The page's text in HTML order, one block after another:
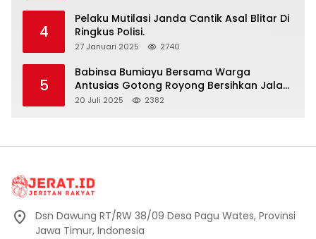
4
Pelaku Mutilasi Janda Cantik Asal Blitar Di
Ringkus Polisi.
27 Januari 2025 2740
5
Babinsa Bumiayu Bersama Warga
Antusias Gotong Royong Bersihkan Jalan
Dusun Banaran
20 Juli 2025 2382
Dsn Dawung RT/RW 38/09 Desa Pagu Wates, Provinsi
Jawa Timur, Indonesia